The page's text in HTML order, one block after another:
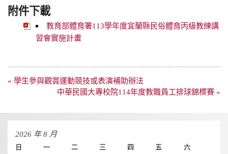
附件下載
教育部體育署113學年度宜蘭縣民俗體育丙級教練講
習會實施計畫
文
覽
« 學生參與觀賞運動競技或表演補助辦法
中華民國大專校院114年度教職員工排球錦標賽 »
2026 年 8 月
日 一 二 三 四 五 六